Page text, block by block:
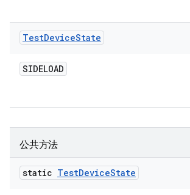
TestDeviceState
SIDELOAD
公共方法
static TestDeviceState